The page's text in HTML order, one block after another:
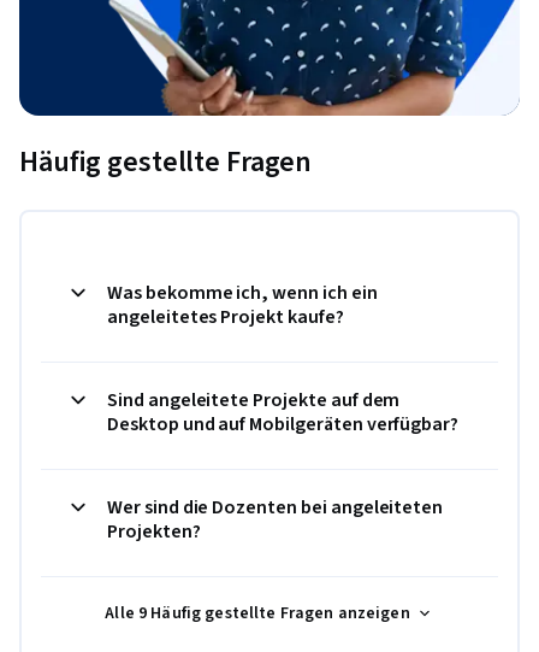
Häufig gestellte Fragen
Was bekomme ich, wenn ich ein
angeleitetes Projekt kaufe?
Sind angeleitete Projekte auf dem
Desktop und auf Mobilgeräten verfügbar?
Wer sind die Dozenten bei angeleiteten
Projekten?
Alle 9 Häufig gestellte Fragen anzeigen